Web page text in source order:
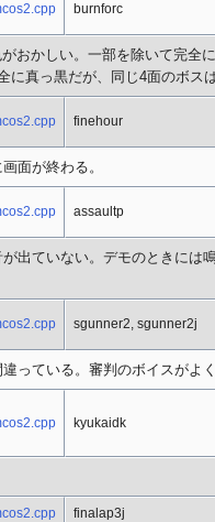
burnforc
おかしい。一部を除いて完全
に真っ黒だが、同じ4面のボス
finehour
面が終わる。
assaultp
出ていない。デモのときには
sgunner2, sgunner2j
っている。審判のボイスがよ
kyukaidk
finalap3j